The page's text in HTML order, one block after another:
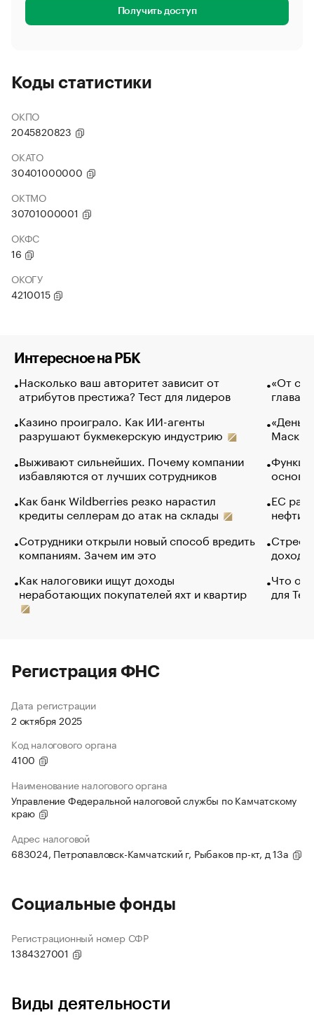
Получить доступ
Коды статистики
ОКПО
2045820823
ОКАТО
30401000000
ОКТМО
30701000001
ОКФС
16
ОКОГУ
4210015
Интересное на РБК
Насколько ваш авторитет зависит от
атрибутов престижа? Тест для лидеров
Казино проиграло. Как ИИ-агенты
разрушают букмекерскую индустрию
Выживают сильнейших. Почему компании
избавляются от лучших сотрудников
Как банк Wildberries резко нарастил
кредиты селлерам до атак на склады
Сотрудники открыли новый способ вредить
компаниям. Зачем им это
Как налоговики ищут доходы
неработающих покупателей яхт и квартир
«От
глава
Маск в
основ
ЕС
нефти
Что
для
Регистрация ФНС
Дата регистрации
2 октября 2025
Код налогового органа
4100
Наименование налогового органа
Управление Федеральной налоговой службы по Камчатскому
краю
Адрес налоговой
683024, Петропавловск-Камчатский г, Рыбаков пр-кт, д 13а
Социальные фонды
Регистрационный номер СФР
1384327001
Виды деятельности